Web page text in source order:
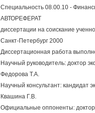
Специальность 08.00.10 -
АВТОРЕФЕРАТ
диссертации на соискание
Санкт-Петербург 2000
Диссертационная работа
Научный руководитель: доктор
Федорова Т.А.
Научный консультант: кандидат
Квашина Г.В.
Официальные оппоненты: доктор